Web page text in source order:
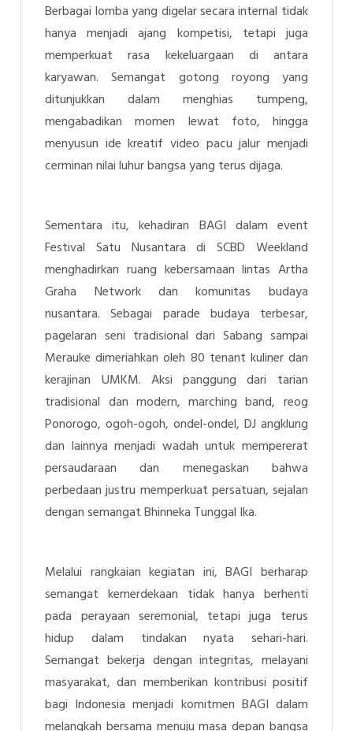
Berbagai lomba yang digelar secara internal tidak
hanya menjadi ajang kompetisi, tetapi juga
memperkuat rasa kekeluargaan di antara
karyawan. Semangat gotong royong yang
ditunjukkan dalam menghias tumpeng,
mengabadikan momen lewat foto, hingga
menyusun ide kreatif video pacu jalur menjadi
cerminan nilai luhur bangsa yang terus dijaga.
Sementara itu, kehadiran BAGI dalam event
Festival Satu Nusantara di SCBD Weekland
menghadirkan ruang kebersamaan lintas Artha
Graha Network dan komunitas budaya
nusantara. Sebagai parade budaya terbesar,
pagelaran seni tradisional dari Sabang sampai
Merauke dimeriahkan oleh 80 tenant kuliner dan
kerajinan UMKM. Aksi panggung dari tarian
tradisional dan modern, marching band, reog
Ponorogo, ogoh-ogoh, ondel-ondel, DJ angklung
dan lainnya menjadi wadah untuk mempererat
persaudaraan dan menegaskan bahwa
perbedaan justru memperkuat persatuan, sejalan
dengan semangat Bhinneka Tunggal Ika.
Melalui rangkaian kegiatan ini, BAGI berharap
semangat kemerdekaan tidak hanya berhenti
pada perayaan seremonial, tetapi juga terus
hidup dalam tindakan nyata sehari-hari.
Semangat bekerja dengan integritas, melayani
masyarakat, dan memberikan kontribusi positif
bagi Indonesia menjadi komitmen BAGI dalam
melangkah bersama menuju masa depan bangsa